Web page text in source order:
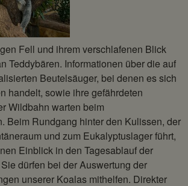
Fell und ihrem verschlafenen Blick
Teddybären. Informationen über die auf
Beutelsäuger, bei denen es sich
handelt, sowie ihre gefährdeten
Wildbahn warten beim
Beim Rundgang hinter den Kulissen, der
und zum Eukalyptuslager führt,
Einblick in den Tagesablauf der
dürfen bei der Auswertung der
unserer Koalas mithelfen. Direkter